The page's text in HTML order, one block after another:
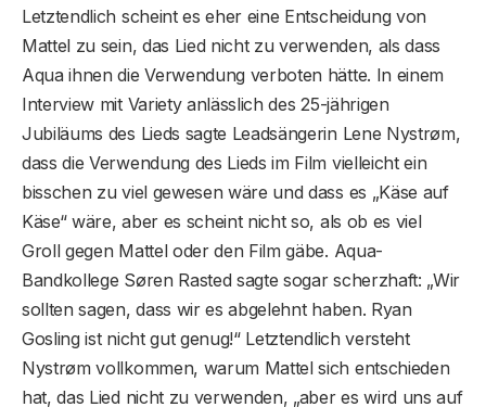
Letztendlich scheint es eher eine Entscheidung von
Mattel zu sein, das Lied nicht zu verwenden, als dass
Aqua ihnen die Verwendung verboten hätte. In einem
Interview mit Variety anlässlich des 25-jährigen
Jubiläums des Lieds sagte Leadsängerin Lene Nystrøm,
dass die Verwendung des Lieds im Film vielleicht ein
bisschen zu viel gewesen wäre und dass es „Käse auf
Käse“ wäre, aber es scheint nicht so, als ob es viel
Groll gegen Mattel oder den Film gäbe. Aqua-
Bandkollege Søren Rasted sagte sogar scherzhaft: „Wir
sollten sagen, dass wir es abgelehnt haben. Ryan
Gosling ist nicht gut genug!“ Letztendlich versteht
Nystrøm vollkommen, warum Mattel sich entschieden
hat, das Lied nicht zu verwenden, „aber es wird uns auf